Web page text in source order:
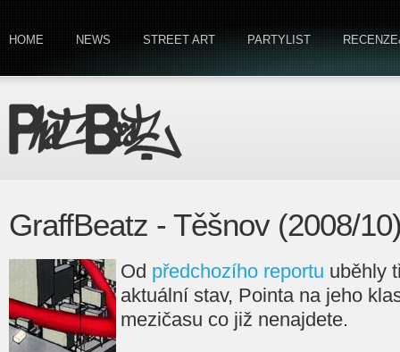
HOME NEWS STREET ART PARTYLIST
GraffBeatz - Těšnov (2008/
Od předchozího reportu uběhly
aktuální stav, Pointa na jeho
mezičasu co již nenajdete.